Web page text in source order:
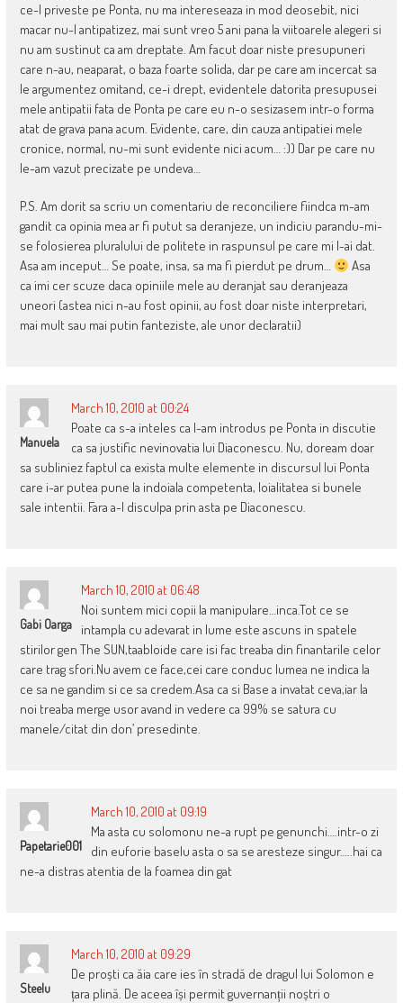
ce-l priveste pe Ponta, nu ma intereseaza in mod deosebit, nici
macar nu-l antipatizez, mai sunt vreo 5 ani pana la viitoarele alegeri si
nu am sustinut ca am dreptate. Am facut doar niste presupuneri
care n-au, neaparat, o baza foarte solida, dar pe care am incercat sa
le argumentez omitand, ce-i drept, evidentele datorita presupusei
mele antipatii fata de Ponta pe care eu n-o sesizasem intr-o forma
atat de grava pana acum. Evidente, care, din cauza antipatiei mele
cronice, normal, nu-mi sunt evidente nici acum… :)) Dar pe care nu
le-am vazut precizate pe undeva…
P.S. Am dorit sa scriu un comentariu de reconciliere fiindca m-am
gandit ca opinia mea ar fi putut sa deranjeze, un indiciu parandu-mi-
se folosierea pluralului de politete in raspunsul pe care mi l-ai dat.
Asa am inceput… Se poate, insa, sa ma fi pierdut pe drum…
Asa
ca imi cer scuze daca opiniile mele au deranjat sau deranjeaza
uneori (astea nici n-au fost opinii, au fost doar niste interpretari,
mai mult sau mai putin fanteziste, ale unor declaratii)
Manuela
March 10, 2010 at 00:24
Poate ca s-a inteles ca l-am introdus pe Ponta in discutie
ca sa justific nevinovatia lui Diaconescu. Nu, doream doar
sa subliniez faptul ca exista multe elemente in discursul lui Ponta
care i-ar putea pune la indoiala competenta, loialitatea si bunele
sale intentii. Fara a-l disculpa prin asta pe Diaconescu.
Gabi Oarga
March 10, 2010 at 06:48
Noi suntem mici copii la manipulare…inca.Tot ce se
intampla cu adevarat in lume este ascuns in spatele
stirilor gen The SUN,taabloide care isi fac treaba din finantarile celor
care trag sfori.Nu avem ce face,cei care conduc lumea ne indica la
ce sa ne gandim si ce sa credem.Asa ca si Base a invatat ceva,iar la
noi treaba merge usor avand in vedere ca 99% se satura cu
manele/citat din don’ presedinte.
Papetarie001
March 10, 2010 at 09:19
Ma asta cu solomonu ne-a rupt pe genunchi….intr-o zi
din euforie baselu asta o sa se aresteze singur…..hai ca
ne-a distras atentia de la foamea din gat
Steelu
March 10, 2010 at 09:29
De proști ca ăia care ies în stradă de dragul lui Solomon e
țara plină. De aceea își permit guvernanții noștri o